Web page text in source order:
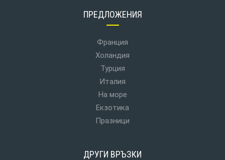
ПРЕДЛОЖЕНИЯ
Франция
Холандия
Турция
Италия
На море
Екзотика
Празници
ДРУГИ ВРЪЗКИ